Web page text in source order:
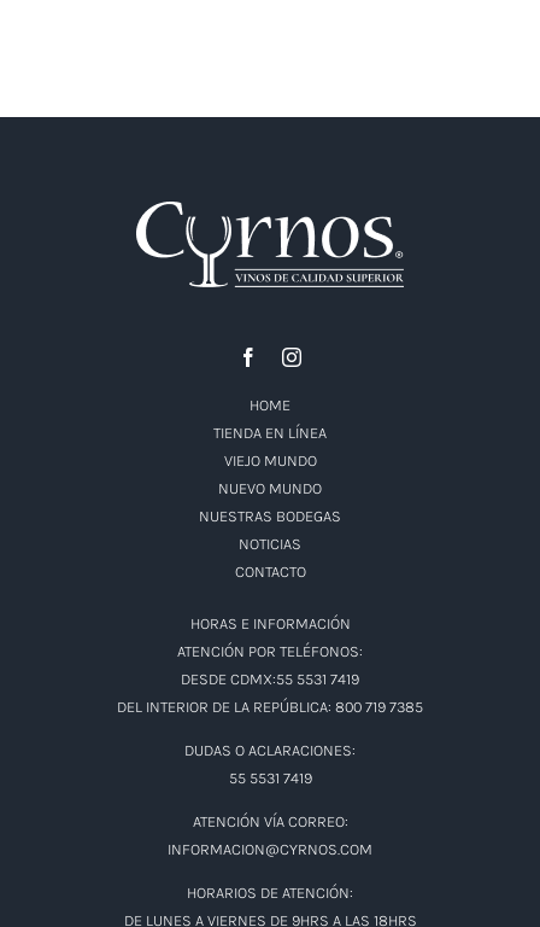
HOME
TIENDA EN LÍNEA
VIEJO MUNDO
NUEVO MUNDO
NUESTRAS BODEGAS
NOTICIAS
CONTACTO
HORAS E INFORMACIÓN
ATENCIÓN POR TELÉFONOS:
DESDE CDMX:55 5531 7419
DEL INTERIOR DE LA REPÚBLICA: 800 719 7385
DUDAS O ACLARACIONES:
55 5531 7419
ATENCIÓN VÍA CORREO:
INFORMACION@CYRNOS.COM
HORARIOS DE ATENCIÓN:
DE LUNES A VIERNES DE 9HRS A LAS 18HRS